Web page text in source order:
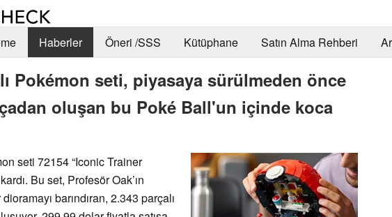
Haberler Öneri /SSS Kütüphane Satın Alma Rehberi
Pokémon seti, piyasaya sürülmeden önce
oluşan bu Poké Ball'un içinde koca
seti 72154 “Iconic Trainer
Bu set, Profesör Oak’ın
barındıran, 2.343 parçalı